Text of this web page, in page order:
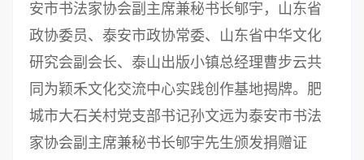
安市书法家协会副主席兼秘书长郇宇，山东省
政协委员、泰安市政协常委、山东省中华文化
研究会副会长、泰山出版小镇总经理曹步云共
同为颖禾文化交流中心实践创作基地揭牌。肥
城市大石关村党支部书记孙文远为泰安市书法
家协会副主席兼秘书长郇宇先生颁发捐赠证